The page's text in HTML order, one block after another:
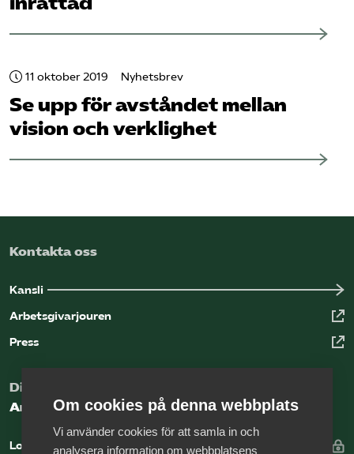
11 oktober 2019 Nyhetsbrev
Se upp för avståndet mellan
vision och verklighet
Kontakta oss
Kansli
Arbetsgivarjouren
Press
Digital kunskapsbank för arbetsgivare
Arbetsgivarguiden
Logga in
Om cookies på denna webbplats
Vi använder cookies för att samla in och
analysera information om webbplatsens